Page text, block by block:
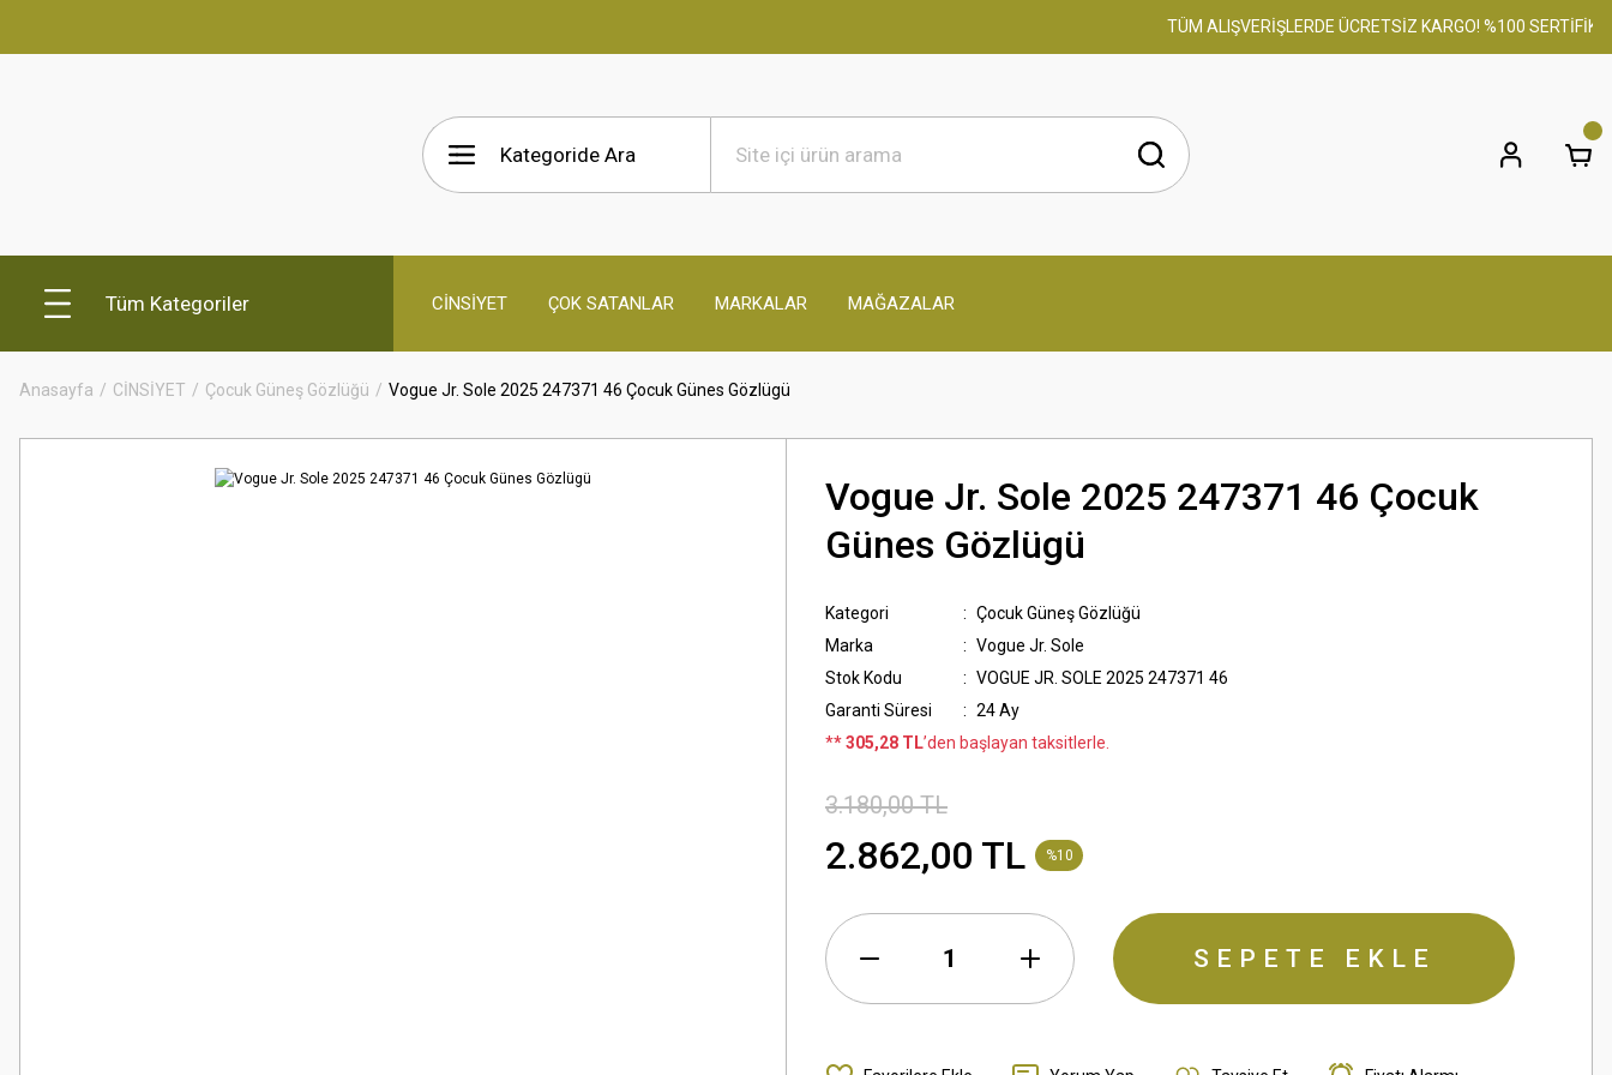
TÜM ALIŞVERİŞLERDE ÜCRETSİZ KARGO! %100 SERTİFİKALI
Tüm Kategoriler CİNSİYET ÇOK SATANLAR MARKALAR MAĞAZALAR
Anasayfa CİNSİYET Çocuk Güneş Gözlüğü Vogue Jr. Sole 2025 247371 46 Çocuk Günes Gözlügü
Vogue Jr. Sole 2025 247371 46 Çocuk
Günes Gözlügü
Kategori
Çocuk Güneş Gözlüğü
Marka
Vogue Jr. Sole
Stok Kodu
VOGUE JR. SOLE 2025 247371 46
Garanti Süresi
24 Ay
** 305,28 TL’den başlayan taksitlerle.
3.180,00 TL
2.862,00 TL %10
SEPETE EKLE